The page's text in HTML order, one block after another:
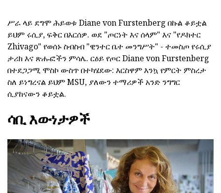
ሥራ ላይ ደግሞ ሕይወቱ Diane von Furstenberg በኩል ቆይቷል
ይህም ሩሲያ, ፍቅር በእርሰዎ. ወደ "ጦርነት እና ሰላም" እና "የዶክተር
Zhivago" የወሰኑ ስብስብ "ዊንተር ቤተ መንግሥት" - ተመስጦ የሩሲያ
ታሪክ እና ጽሑፎችን ምሳሌ. ርዕይ የጦር Diane von Furstenberg
በተደጋጋሚ ሞስኮ ውስጥ በተካሄደው: እርስዋም እንኳ የምርት ምስረታ
ስለ ይነግረናል ይህም MSU, ያለውን ተማሪዎች አንድ ንግግር
ሲያከናውን ቆይቷል.
ሳቢ እውነታዎች